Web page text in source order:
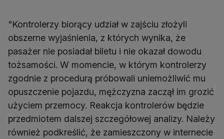
"Kontrolerzy biorący udział w zajściu złożyli
obszerne wyjaśnienia, z których wynika, że
pasażer nie posiadał biletu i nie okazał dowodu
tożsamości. W momencie, w którym kontrolerzy
zgodnie z procedurą próbowali uniemożliwić mu
opuszczenie pojazdu, mężczyzna zaczął im grozić
użyciem przemocy. Reakcja kontrolerów będzie
przedmiotem dalszej szczegółowej analizy. Należy
również podkreślić, że zamieszczony w internecie